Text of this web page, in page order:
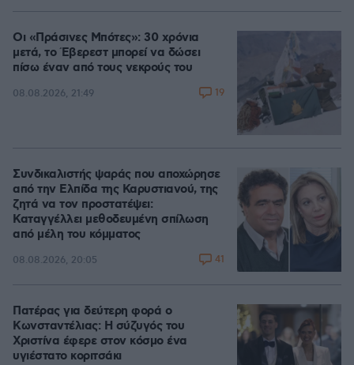
Οι «Πράσινες Μπότες»: 30 χρόνια
μετά, το Έβερεστ μπορεί να δώσει
πίσω έναν από τους νεκρούς του
08.08.2026, 21:49 19
Συνδικαλιστής ψαράς που αποχώρησε
από την Ελπίδα της Καρυστιανού, της
ζητά να τον προστατέψει:
Καταγγέλλει μεθοδευμένη σπίλωση
από μέλη του κόμματος
08.08.2026, 20:05 41
Πατέρας για δεύτερη φορά ο
Κωνσταντέλιας: Η σύζυγός του
Χριστίνα έφερε στον κόσμο ένα
υγιέστατο κοριτσάκι